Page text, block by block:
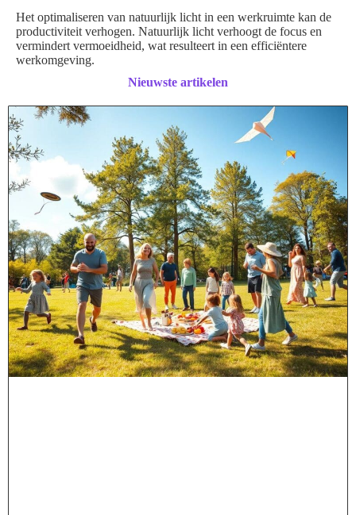
Het optimaliseren van natuurlijk licht in een werkruimte kan de
productiviteit verhogen. Natuurlijk licht verhoogt de focus en
vermindert vermoeidheid, wat resulteert in een efficiëntere
werkomgeving.
Nieuwste artikelen